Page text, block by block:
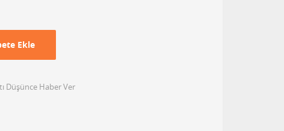
Ekle
Düşünce Haber Ver